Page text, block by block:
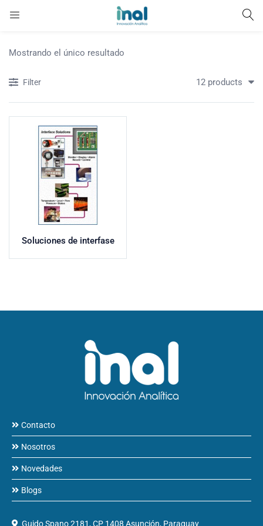
Mostrando el único resultado
Filter 12 products
Soluciones de interfase
Contacto
Nosotros
Novedades
Blogs
Guido Spano 2181, CP 1408 Asunción, Paraguay